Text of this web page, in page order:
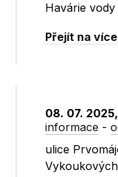
Havárie vody
Přejít na
08. 07.
informace -
ulice